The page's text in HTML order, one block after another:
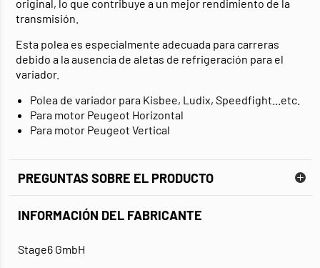
original, lo que contribuye a un mejor rendimiento de la
transmisión.
Esta polea es especialmente adecuada para carreras
debido a la ausencia de aletas de refrigeración para el
variador.
Polea de variador para Kisbee, Ludix, Speedfight...etc.
Para motor Peugeot Horizontal
Para motor Peugeot Vertical
PREGUNTAS SOBRE EL PRODUCTO
INFORMACIÓN DEL FABRICANTE
Stage6 GmbH